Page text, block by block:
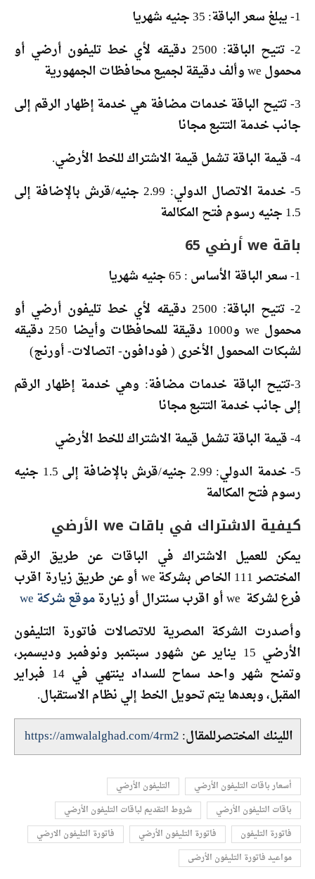
1- يبلغ سعر الباقة: 35 جنيه شهريا
2- تتيح الباقة: 2500 دقيقه لأي خط تليفون أرضي أو
محمول we وألف دقيقة لجميع محافظات الجمهورية
3- تتيح الباقة خدمات مضافة هي خدمة إظهار الرقم إلى
جانب خدمة التتبع مجانا
4- قيمة الباقة تشمل قيمة الاشتراك للخط الأرضي.
5- خدمة الاتصال الدولي: 2.99 جنيه/قرش بالإضافة إلى
1.5 جنيه رسوم فتح المكالمة
باقة we أرضي 65
1- سعر الباقة الأساس : 65 جنيه شهريا
2- تتيح الباقة: 2500 دقيقه لأي خط تليفون أرضي أو
محمول we و1000 دقيقة للمحافظات وأيضا 250 دقيقه
لشبكات المحمول الأخرى ( فودافون- اتصالات- أورنج)
3-تتيح الباقة خدمات مضافة: وهي خدمة إظهار الرقم
إلى جانب خدمة التتبع مجانا
4- قيمة الباقة تشمل قيمة الاشتراك للخط الأرضي
5- خدمة الدولي: 2.99 جنيه/قرش بالإضافة إلى 1.5 جنيه
رسوم فتح المكالمة
كيفية الاشتراك في باقات we الأرضي
يمكن للعميل الاشتراك في الباقات عن طريق الرقم
المختصر 111 الخاص بشركة we أو عن طريق زيارة اقرب
فرع لشركة we أو اقرب سنترال أو زيارة
موقع شركة we
وأصدرت الشركة المصرية للاتصالات فاتورة التليفون
الأرضي 15 يناير عن شهور سبتمبر ونوفمبر وديسمبر،
وتمنح شهر واحد سماح للسداد ينتهي في 14 فبراير
المقبل، وبعدها يتم تحويل الخط إلي نظام الاستقبال.
اللينك المختصرللمقال:https://amwalalghad.com/4rm2
أسعار باقات التليفون الأرضي
التليفون الأرضي
باقات التليفون الأرضي
شروط التقديم لباقات التليفون الأرضي
فاتورة التليفون
فاتورة التليفون الأرضي
فاتورة التليفون الارضي
مواعيد فاتورة التليفون الأرضى